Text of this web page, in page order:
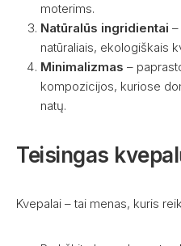
moterims.
Natūralūs ingridientai
natūraliais, ekologiškais
Minimalizmas –
kompozicijos, kuriose
natų.
Teisingas
Kvepalai – tai menas, kuris